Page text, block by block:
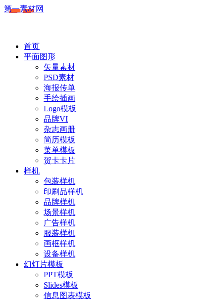
第一素材网
首页
平面图形
矢量素材
PSD素材
海报传单
手绘插画
Logo模板
品牌VI
杂志画册
简历模板
菜单模板
贺卡卡片
样机
包装样机
印刷品样机
品牌样机
场景样机
广告样机
服装样机
画框样机
设备样机
幻灯片模板
PPT模板
Slides模板
信息图表模板